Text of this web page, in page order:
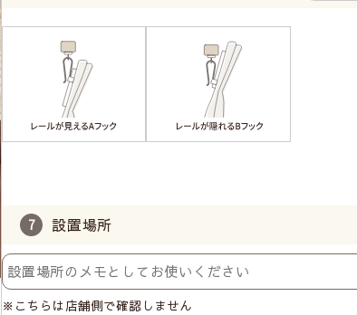
設置場所
※こちらは店舗側で確認しません